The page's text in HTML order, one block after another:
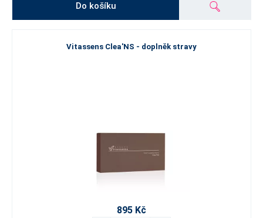
Do košíku
Vitassens Clea'NS - doplněk stravy
895 Kč